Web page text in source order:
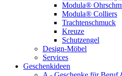
Modula®
Modula® Colliers
Trachtenschmuck
Kreuze
Schutzengel
Design-Möbel
Services
Geschenkideen